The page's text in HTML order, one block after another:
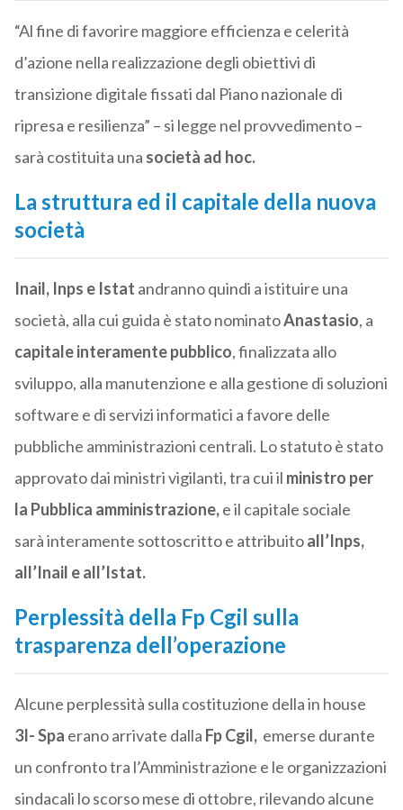
“Al fine di favorire maggiore efficienza e celerità
d’azione nella realizzazione degli obiettivi di
transizione digitale fissati dal Piano nazionale di
ripresa e resilienza” – si legge nel provvedimento –
sarà costituita una società ad hoc.
La struttura ed il capitale della nuova
società
Inail, Inps e Istat andranno quindi a istituire una
società, alla cui guida è stato nominatoAnastasio, a
capitale interamente pubblico, finalizzata allo
sviluppo, alla manutenzione e alla gestione di soluzioni
software e di servizi informatici a favore delle
pubbliche amministrazioni centrali. Lo statuto è stato
approvato dai ministri vigilanti, tra cui il ministro per
la Pubblica amministrazione,e il capitale sociale
sarà interamente sottoscritto e attribuitoall’Inps,
all’Inail e all’Istat.
Perplessità della Fp Cgil sulla
trasparenza dell’operazione
Alcune perplessità sulla costituzione della in house
3I- Spa erano arrivate dalla Fp Cgil,emerse durante
un confronto tra l’Amministrazione e le organizzazioni
sindacali lo scorso mese di ottobre, rilevando alcune